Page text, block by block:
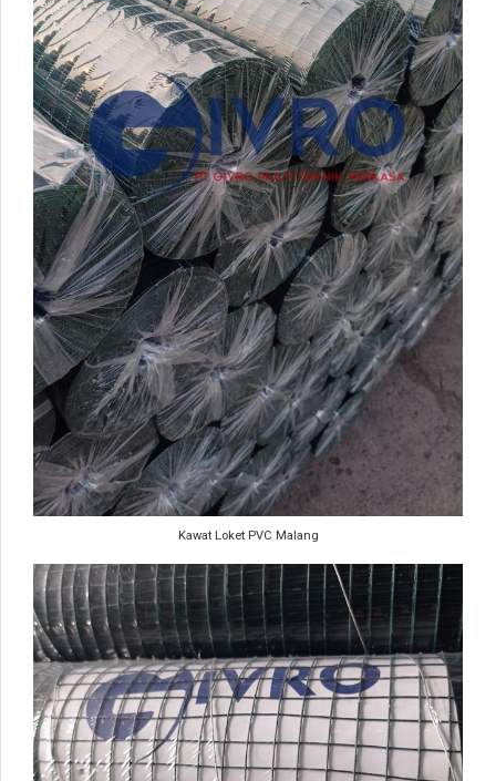
Kawat Loket PVC Malang